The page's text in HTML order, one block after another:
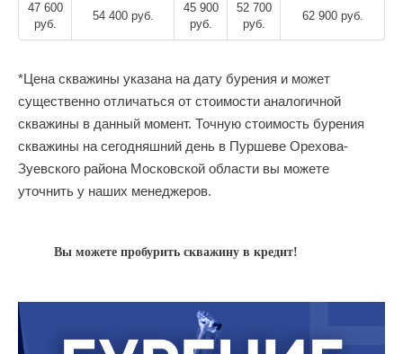
47 600
руб.
54 400 руб.
45 900
руб.
52 700
руб.
62 900 руб.
*Цена скважины указана на дату бурения и может
существенно отличаться от стоимости аналогичной
скважины в данный момент. Точную стоимость бурения
скважины на сегодняшний день в Пуршеве Орехова-
Зуевского района Московской области вы можете
уточнить у наших менеджеров.
Вы можете пробурить скважину в кредит!